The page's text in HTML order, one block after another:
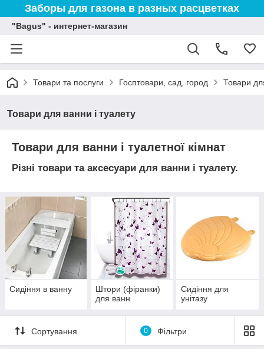
Заборы для газона в разных расцветках
"Bagus" - интернет-магазин
Товари та послуги Госптовари, сад, город Товари
Товари для ванни і туалету
Товари для ванни і туалетної кімнат
Різні товари та аксесуари для ванни і туалету.
Сидіння в ванну
Штори (фіранки)
для ванн
Сидіння для
унітазу
Сортування 0 Фільтри